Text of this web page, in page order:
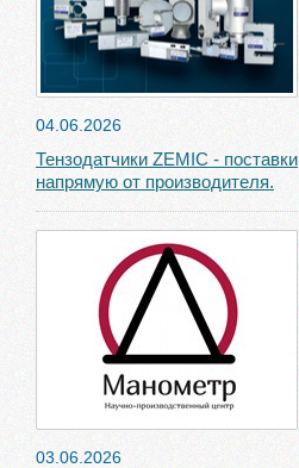
04.06.2026
Тензодатчики ZEMIC - поставки
напрямую от производителя.
03.06.2026